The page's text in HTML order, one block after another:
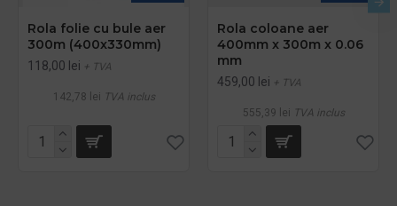
Rola folie cu bule aer
300m (400x330mm)
118,00 lei + TVA
142,78 lei TVA inclus
Rola coloane aer
400mm x 300m x 0.06
mm
459,00 lei + TVA
555,39 lei TVA inclus